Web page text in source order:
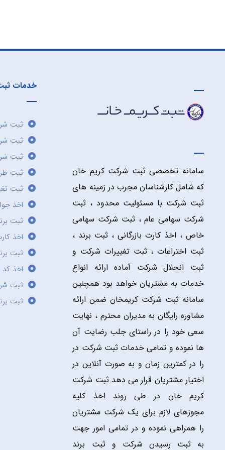
سامانه تخصصی ثبت شرکت کریم خان
که شامل کارشناسان مجرب در زمینه های
ثبت شرکت با مسئولیت محدود ، ثبت
شرکت سهامی عام ، ثبت شرکت سهامی
خاص ، اخذ کارت بازرگانی ، ثبت برند ،
ثبت اختراعات ، ثبت تغییرات شرکت و
ثبت انحلال شرکت آماده ارائه انواع
خدمات به مشتریان خواهد بود همچنین
سامانه ثبت شرکت کریمخان ضمن ارائه
مشاوره رایگان به مدیران محترم ، نهایت
سعی خود را در راستای جلب رضایت آن
ها نموده و تمامی خدمات ثبت شرکت در
را در کمترین زمان و به صورت آنلاین در
اختیار مشتریان قرار می دهد.ثبت شرکت
کریم خان در طی روند اخذ کلیه
مجوزهای لازم برای یک شرکت مشتریان
را همراهی نموده و در تمامی امور جهت
به ثبت رسیدن شرکت و ثبت برند
خدمات
ثبت
ثبت
ثبت
ثبت
ثبت
اخذ
ثبت
اخذ
ثبت
اخذ کد
ثبت
ثبت